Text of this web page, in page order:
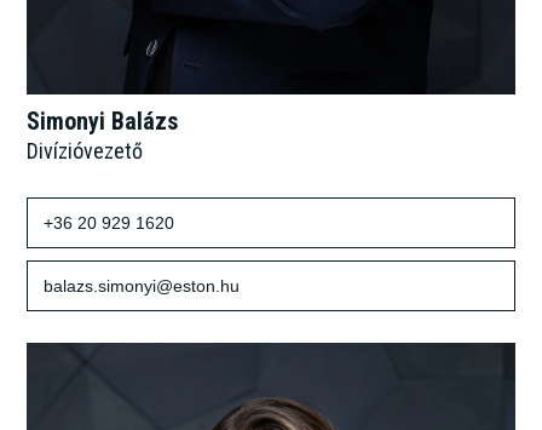
Simonyi Balázs
Divízióvezető
+36 20 929 1620
balazs.simonyi@eston.hu